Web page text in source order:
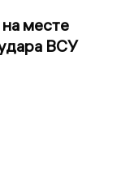
месте
ВСУ